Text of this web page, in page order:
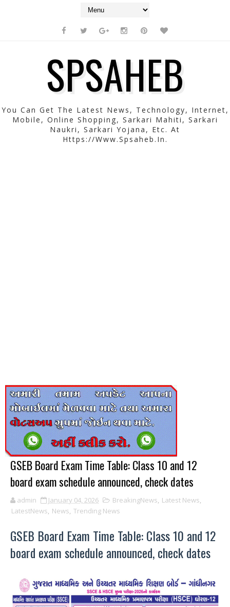
SPSAHEB
You Can Get The Latest News, Technology, Internet,
Mobile, Online Shopping, Sarkari Mahiti, Sarkari
Naukri, Sarkari Yojana, Etc. At
Https://www.spsaheb.in.
GSEB Board Exam Time Table: Class 10 and 12
board exam schedule announced, check dates
admin January 04, 2026 BreakingNews, Latest News,
LatestNews, News, Trending News
GSEB Board Exam Time Table: Class 10 and 12
board exam schedule announced, check dates